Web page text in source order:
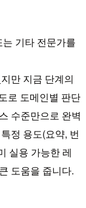
기타 전문가를
만 지금 단계의
로 도메인별 판단
수준만으로 완벽
정 용도(요약, 번
실용 가능한 레
도움을 줍니다.